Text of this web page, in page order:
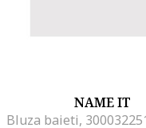
NAME IT